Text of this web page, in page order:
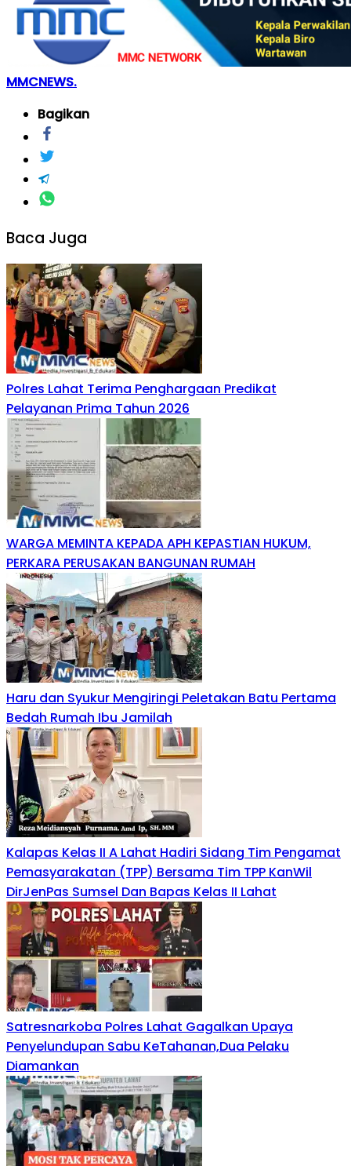
MMCNEWS.
Bagikan
Baca Juga
Polres Lahat Terima Penghargaan Predikat
Pelayanan Prima Tahun 2026
WARGA MEMINTA KEPADA APH KEPASTIAN HUKUM,
PERKARA PERUSAKAN BANGUNAN RUMAH
Haru dan Syukur Mengiringi Peletakan Batu Pertama
Bedah Rumah Ibu Jamilah
Kalapas Kelas II A Lahat Hadiri Sidang Tim Pengamat
Pemasyarakatan (TPP) Bersama Tim TPP KanWil
DirJenPas Sumsel Dan Bapas Kelas II Lahat
Satresnarkoba Polres Lahat Gagalkan Upaya
Penyelundupan Sabu KeTahanan,Dua Pelaku
Diamankan